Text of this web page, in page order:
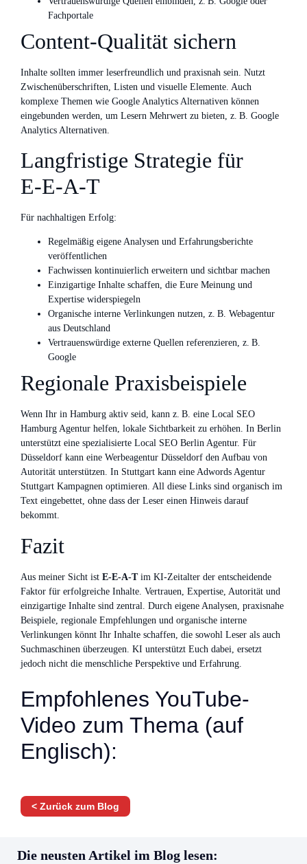
Fachportale
Content-Qualität sichern
Inhalte sollten immer leserfreundlich und praxisnah sein. Nutzt
Zwischenüberschriften, Listen und visuelle Elemente. Auch
komplexe Themen wie Google Analytics Alternativen können
eingebunden werden, um Lesern Mehrwert zu bieten, z. B. Google
Analytics Alternativen.
Langfristige Strategie für
E‑E‑A‑T
Für nachhaltigen Erfolg:
Regelmäßig eigene Analysen und Erfahrungsberichte
veröffentlichen
Fachwissen kontinuierlich erweitern und sichtbar machen
Einzigartige Inhalte schaffen, die Eure Meinung und
Expertise widerspiegeln
Organische interne Verlinkungen nutzen, z. B. Webagentur
aus Deutschland
Vertrauenswürdige externe Quellen referenzieren, z. B.
Google
Regionale Praxisbeispiele
Wenn Ihr in Hamburg aktiv seid, kann z. B. eine Local SEO
Hamburg Agentur helfen, lokale Sichtbarkeit zu erhöhen. In Berlin
unterstützt eine spezialisierte Local SEO Berlin Agentur. Für
Düsseldorf kann eine Werbeagentur Düsseldorf den Aufbau von
Autorität unterstützen. In Stuttgart kann eine Adwords Agentur
Stuttgart Kampagnen optimieren. All diese Links sind organisch im
Text eingebettet, ohne dass der Leser einen Hinweis darauf
bekommt.
Fazit
Aus meiner Sicht ist E‑E‑A‑Tim KI-Zeitalter der entscheidende
Faktor für erfolgreiche Inhalte. Vertrauen, Expertise, Autorität und
einzigartige Inhalte sind zentral. Durch eigene Analysen, praxisnahe
Beispiele, regionale Empfehlungen und organische interne
Verlinkungen könnt Ihr Inhalte schaffen, die sowohl Leser als auch
Suchmaschinen überzeugen. KI unterstützt Euch dabei, ersetzt
jedoch nicht die menschliche Perspektive und Erfahrung.
Empfohlenes YouTube-
Video zum Thema (auf
Englisch):
< Zurück zum Blog
Die neusten Artikel im Blog lesen: